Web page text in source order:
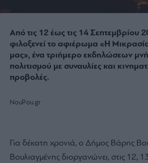
Από τις 12 έως τις 14 Σεπτεμβρίου
φιλοξενεί το αφιέρωμα «Η
μας», ένα τριήμερο εκδηλώσεων
πολιτισμού με συναυλίες και
προβολές.
NouPou.gr
Για δέκατη χρονιά, ο Δήμος Βάρης
Βουλιαγμένης διοργανώνει, στις 12,